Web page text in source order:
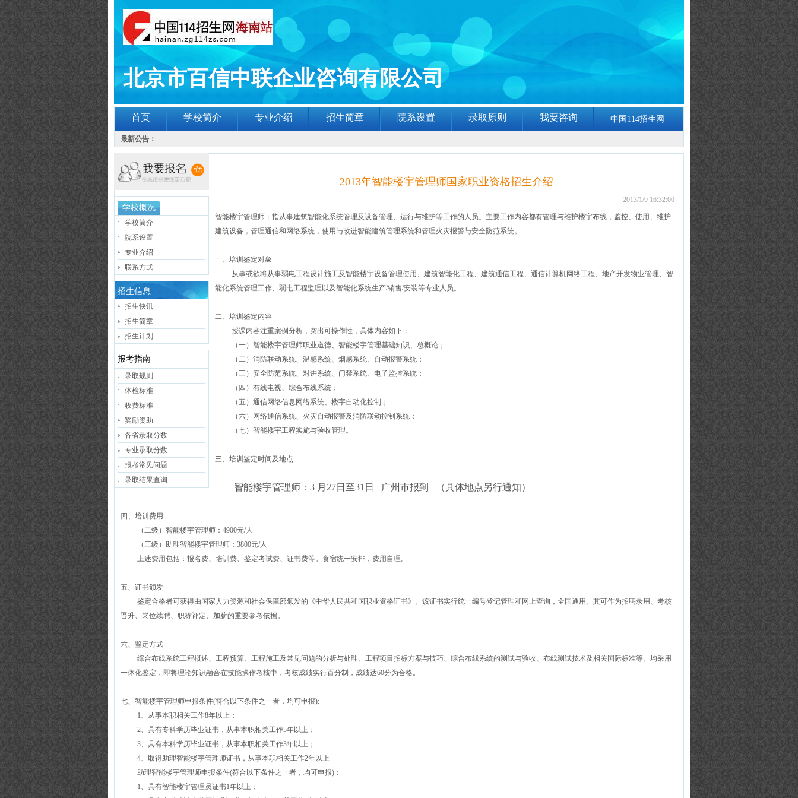
北京市百信中联企业咨询有限公司
首页 学校简介 专业介绍 招生简章 院系设置 录取原则 我要咨询 中国114招生网
最新公告：
学校概况
学校简介
院系设置
专业介绍
联系方式
招生信息
招生快讯
招生简章
招生计划
报考指南
录取规则
体检标准
收费标准
奖励资助
各省录取分数
专业录取分数
报考常见问题
录取结果查询
2013年智能楼宇管理师国家职业资格招生介绍
2013/1/9 16:32:00
智能楼宇管理师：指从事建筑智能化系统管理及设备管理、运行与维护等工作的人员。主要工作内容都有管理与维护楼宇布线，监控、使用、维护
建筑设备，管理通信和网络系统，使用与改进智能建筑管理系统和管理火灾报警与安全防范系统。
一、培训鉴定对象
从事或欲将从事弱电工程设计施工及智能楼宇设备管理使用、建筑智能化工程、建筑通信工程、通信计算机网络工程、地产开发物业管理、智
能化系统管理工作、弱电工程监理以及智能化系统生产/销售/安装等专业人员。
二、培训鉴定内容
授课内容注重案例分析，突出可操作性，具体内容如下：
（一）智能楼宇管理师职业道德、智能楼宇管理基础知识、总概论；
（二）消防联动系统、温感系统、烟感系统、自动报警系统；
（三）安全防范系统、对讲系统、门禁系统、电子监控系统；
（四）有线电视、综合布线系统；
（五）通信网络信息网络系统、楼宇自动化控制；
（六）网络通信系统、火灾自动报警及消防联动控制系统；
（七）智能楼宇工程实施与验收管理。
三、培训鉴定时间及地点
智能楼宇管理师： 3 月 27日至31 日 广州市报到 （具体地点另行通知）
四、培训费用
（二级）智能楼宇管理师： 4900元/人
（三级）助理智能楼宇管理师： 3800元/人
上述费用包括：报名费、培训费、鉴定考试费、证书费等。食宿统一安排，费用自理。
五、证书颁发
鉴定合格者可获得由国家人力资源和社会保障部颁发的《中华人民共和国职业资格证书》。该证书实行统一编号登记管理和网上查询，全国通用。其可作为招聘录用、考核
晋升、岗位续聘、职称评定、加薪的重要参考依据。
六、鉴定方式
综合布线系统工程概述、工程预算、工程施工及常见问题的分析与处理、工程项目招标方案与技巧、综合布线系统的测试与验收、布线测试技术及相关国际标准等。均采用
一体化鉴定，即将理论知识融合在技能操作考核中，考核成绩实行百分制，成绩达60分为合格。
七、智能楼宇管理师申报条件(符合以下条件之一者，均可申报):
1、从事本职相关工作8年以上；
2、具有专科学历毕业证书，从事本职相关工作5年以上；
3、具有本科学历毕业证书，从事本职相关工作3年以上；
4、取得助理智能楼宇管理师证书，从事本职相关工作2年以上
助理智能楼宇管理师申报条件(符合以下条件之一者，均可申报) ：
1、具有智能楼宇管理员证书1年以上；